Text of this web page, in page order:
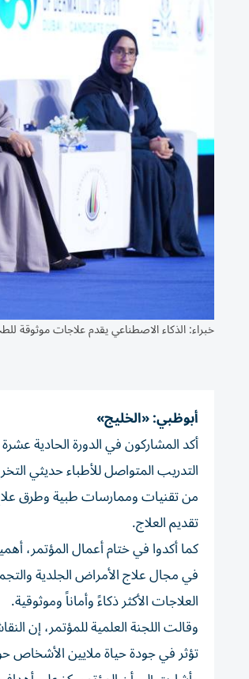
خبراء: الذكاء الاصطناعي يقدم علاجات موثوقة
أبوظبي: «الخليج»
أكد المشاركون في الدورة الحادية
التدريب المتواصل للأطباء حديثي
من تقنيات وممارسات طبية وطرق
تقديم العلاج.
كما أكدوا في ختام أعمال المؤتمر،
في مجال علاج الأمراض الجلدية
العلاجات الأكثر ذكاءً وأماناً وموثوقية.
وقالت اللجنة العلمية للمؤتمر، إن
تؤثر في جودة حياة ملايين الأشخاص